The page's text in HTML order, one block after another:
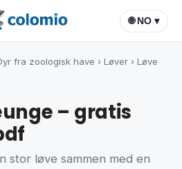
🌐 NO ▾
fra zoologisk have › Løver › Løve
– gratis
stor løve sammen med en